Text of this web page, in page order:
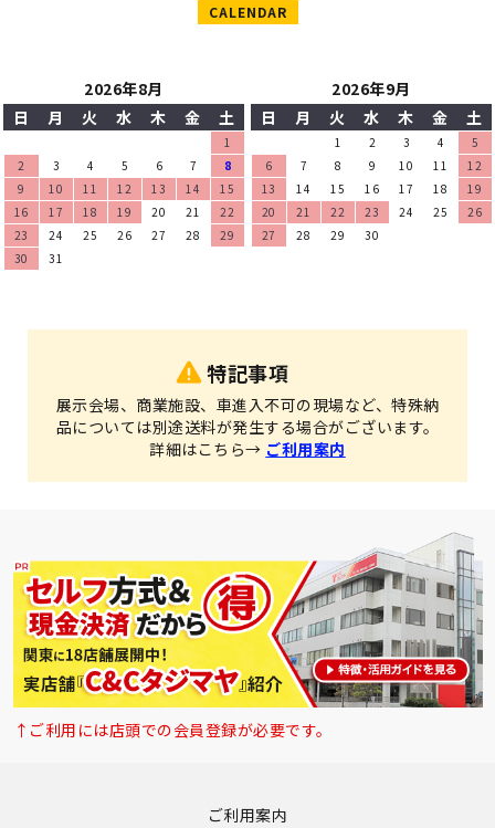
CALENDAR
2026年8月
日
月 火 水 木 金 土
1
2
3 4 5 6 7
8
9
10 11 12 13 14
15
16
17 18 19 20 21
22
23
24 25 26 27 28
29
30
31
2026年9月
日
月 火 水 木 金 土
1 2 3 4
5
6
7 8 9 10 11
12
13
14 15 16 17 18
19
20
21 22 23 24 25
26
27
28 29 30
特記事項
展示会場、商業施設、車進入不可の現場など、特殊納
品については別途送料が発生する場合がございます。
詳細はこちら→ ご利用案内
↑ご利用には店頭での会員登録が必要です。
ご利用案内